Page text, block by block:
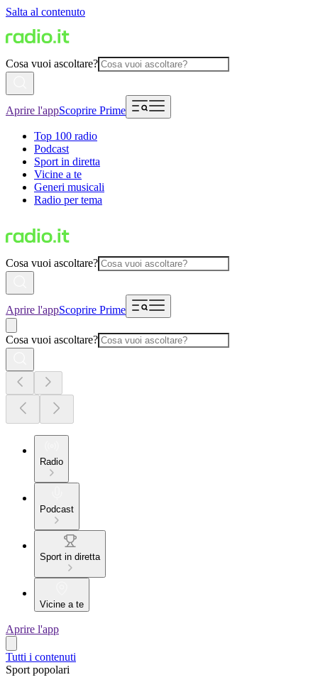
Salta al contenuto
Cosa vuoi ascoltare?
Aprire l'appScoprire Prime
Top 100 radio
Podcast
Sport in diretta
Vicine a te
Generi musicali
Radio per tema
Cosa vuoi ascoltare?
Aprire l'appScoprire Prime
Cosa vuoi ascoltare?
Radio
Podcast
Sport in diretta
Vicine a te
Aprire l'app
Tutti i contenuti
Sport popolari